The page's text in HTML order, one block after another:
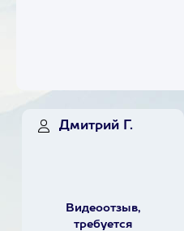
Дмитрий Г.
Видеоотзыв,
требуется